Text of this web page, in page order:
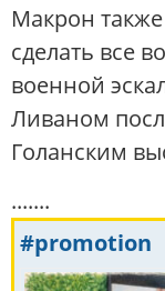
Макрон
сделать все
военной
Ливаном
Голанским
.......
#promotion